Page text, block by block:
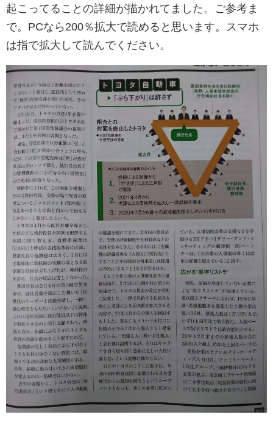
起こってることの詳細が描かれてました。ご参考ま
で。PCなら200％拡大で読めると思います。スマホ
は指で拡大して読んでください。